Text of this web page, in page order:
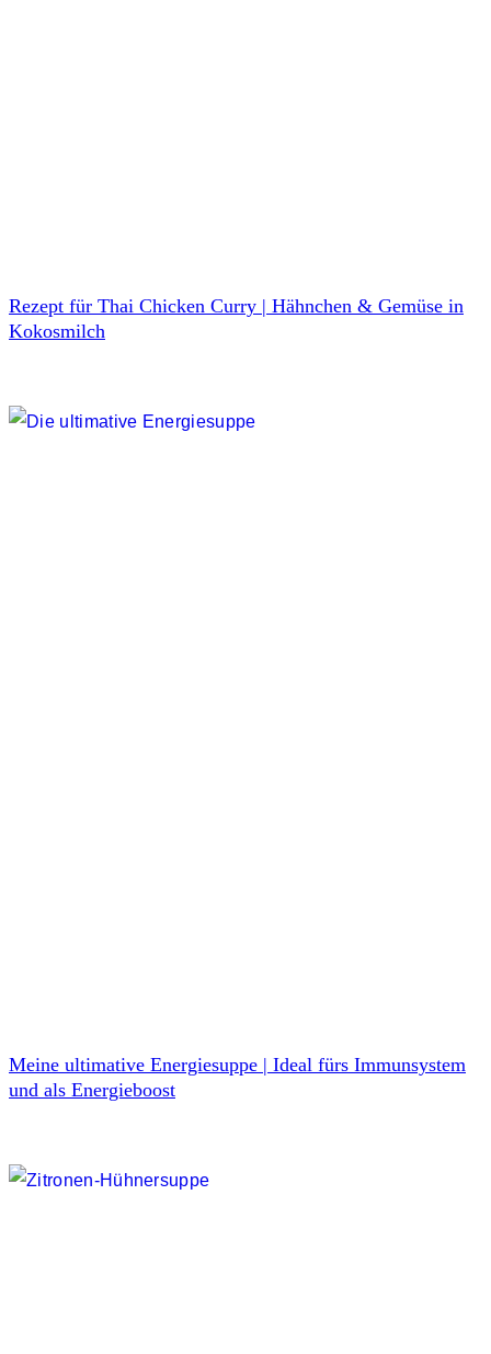
Rezept für Thai Chicken Curry | Hähnchen & Gemüse in
Kokosmilch
Meine ultimative Energiesuppe | Ideal fürs Immunsystem
und als Energieboost